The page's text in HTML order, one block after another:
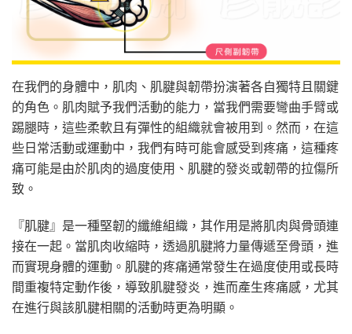
在我們的身體中，肌肉、肌腱與韌帶扮演著各自獨特且關鍵
的角色。肌肉賦予我們活動的能力，當我們需要彎曲手臂或
踢腿時，這些柔軟且有彈性的組織就會被用到。然而，在這
些日常活動或運動中，我們有時可能會感受到疼痛，這種疼
痛可能是由於肌肉的過度使用、肌腱的發炎或韌帶的拉傷所
致。
『肌腱』是一種堅韌的纖維組織，其作用是將肌肉與骨頭連
接在一起。當肌肉收縮時，透過肌腱將力量傳遞至骨頭，進
而實現身體的運動。肌腱的疼痛通常發生在過度使用或長時
間重複特定動作後，導致肌腱發炎，進而產生疼痛感，尤其
在進行與該肌腱相關的活動時更為明顯。